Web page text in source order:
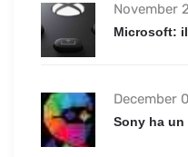
November
Microsoft:
December
Sony ha un